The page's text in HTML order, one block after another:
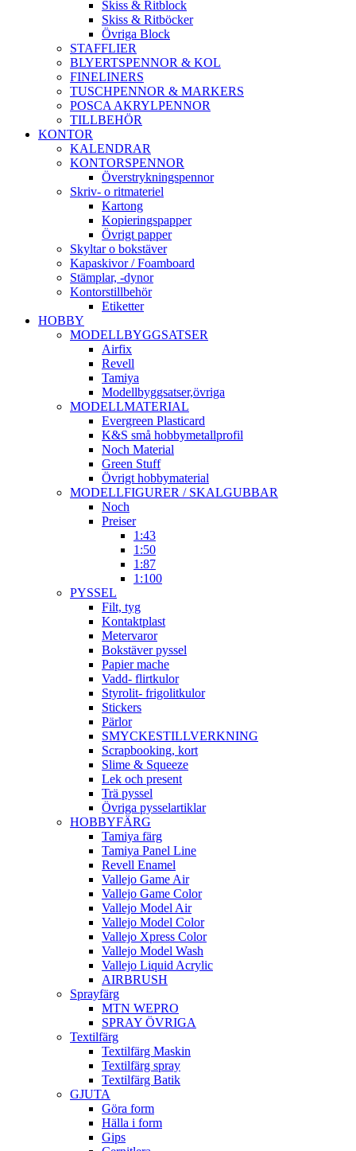
Skiss & Ritblock
Skiss & Ritböcker
Övriga Block
STAFFLIER
BLYERTSPENNOR & KOL
FINELINERS
TUSCHPENNOR & MARKERS
POSCA AKRYLPENNOR
TILLBEHÖR
KONTOR
KALENDRAR
KONTORSPENNOR
Överstrykningspennor
Skriv- o ritmateriel
Kartong
Kopieringspapper
Övrigt papper
Skyltar o bokstäver
Kapaskivor / Foamboard
Stämplar, -dynor
Kontorstillbehör
Etiketter
HOBBY
MODELLBYGGSATSER
Airfix
Revell
Tamiya
Modellbyggsatser,övriga
MODELLMATERIAL
Evergreen Plasticard
K&S små hobbymetallprofil
Noch Material
Green Stuff
Övrigt hobbymaterial
MODELLFIGURER / SKALGUBBAR
Noch
Preiser
1:43
1:50
1:87
1:100
PYSSEL
Filt, tyg
Kontaktplast
Metervaror
Bokstäver pyssel
Papier mache
Vadd- flirtkulor
Styrolit- frigolitkulor
Stickers
Pärlor
SMYCKESTILLVERKNING
Scrapbooking, kort
Slime & Squeeze
Lek och present
Trä pyssel
Övriga pysselartiklar
HOBBYFÄRG
Tamiya färg
Tamiya Panel Line
Revell Enamel
Vallejo Game Air
Vallejo Game Color
Vallejo Model Air
Vallejo Model Color
Vallejo Xpress Color
Vallejo Model Wash
Vallejo Liquid Acrylic
AIRBRUSH
Sprayfärg
MTN WEPRO
SPRAY ÖVRIGA
Textilfärg
Textilfärg Maskin
Textilfärg spray
Textilfärg Batik
GJUTA
Göra form
Hälla i form
Gips